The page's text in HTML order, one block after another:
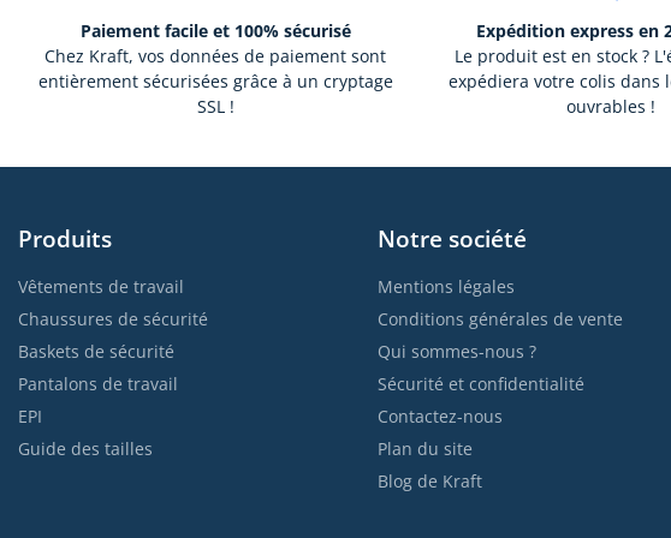
Paiement facile et 100% sécurisé
Chez Kraft, vos données de paiement sont
entièrement sécurisées grâce à un cryptage
SSL !
Expédition express en
Le produit est en stock ?
expédiera votre colis dans
ouvrables !
Produits
Vêtements de travail
Chaussures de sécurité
Baskets de sécurité
Pantalons de travail
EPI
Guide des tailles
Notre société
Mentions légales
Conditions générales de vente
Qui sommes-nous ?
Sécurité et confidentialité
Contactez-nous
Plan du site
Blog de Kraft